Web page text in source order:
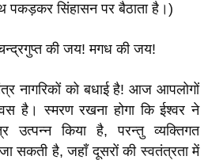
पकड़कर सिंहासन पर बैठाता है।)
की जय! मगध की जय!
नागरिकों को बधाई है! आज आपलोगों
है। स्मरण रखना होगा कि ईश्वर ने
उत्पन्न किया है, परन्तु व्यक्तिगत
सकती है, जहाँ दूसरों की स्वतंत्रता में